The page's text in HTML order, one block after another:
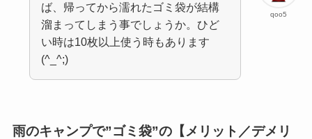
qoo5
ば、帰ってから濡れたゴミ袋が結構
溜まってしまう事でしょうか。ひど
い時は10枚以上使う時もあります
(^_^;)
雨のキャンプで”ゴミ袋”の【メリット／デメリ